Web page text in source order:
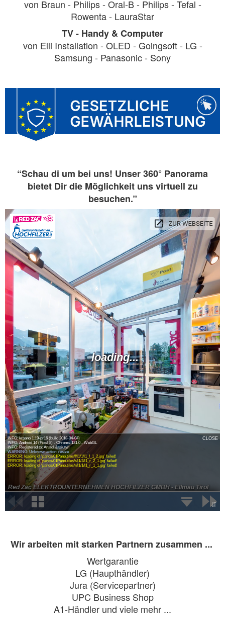
von Braun - Philips - Oral-B - Philips - Tefal -
Rowenta - LauraStar
TV - Handy & Computer
von Elli Installation - OLED - Goingsoft - LG -
Samsung - Panasonic - Sony
“Schau di um bei uns! Unser 360° Panorama
bietet Dir die Möglichkeit uns virtuell zu
besuchen.”
Wir arbeiten mit starken Partnern zusammen ...
Wertgarantie
LG (Haupthändler)
Jura (Servicepartner)
UPC Business Shop
A1-Händler und viele mehr ...